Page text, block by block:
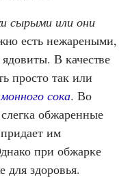
сырыми или они
есть нежареными,
В качестве
просто так или
сока. Во
обжаренные
им
при обжарке
для здоровья.